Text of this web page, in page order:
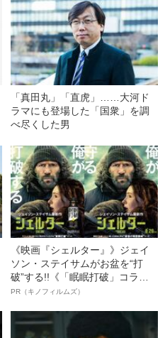
「真田丸」「直虎」……大河ド
ラマにも登場した「国衆」を調
べ尽くした男
《映画『シェルター』》ジェイ
ソン・ステイサムがお盆を“打
破”する!!《「眠眠打破」コラ
ボ》
PR（キノフィルムズ）